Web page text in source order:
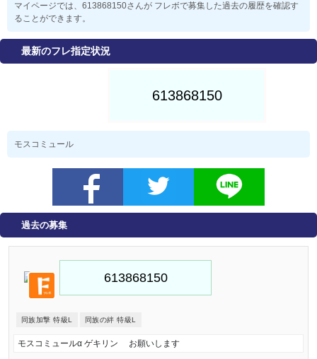
マイページでは、613868150さんが フレボで募集した過去の履歴を確認す
ることができます。
最新のフレ指定状況
モスコミュール
過去の募集
同族加撃 特級L 同族の絆 特級L
モスコミュールα ゲキリン お願いします